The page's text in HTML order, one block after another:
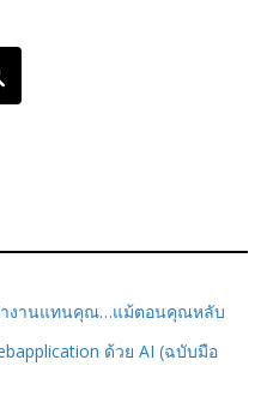
ำงานแทนคุณ…แม้ตอนคุณหลับ
ด้วย AI (ฉบับมือ